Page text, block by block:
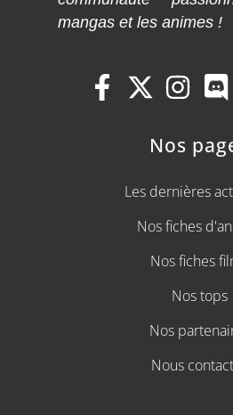
mangas et les animes !
Nos
Les dernières
Nos fiches
Nos fiches
Nos tops
Nos
Nous